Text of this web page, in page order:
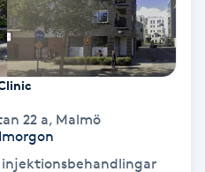
22 a, Malmö